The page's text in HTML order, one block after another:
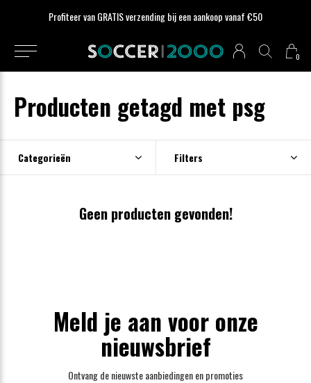
0
Profiteer van GRATIS verzending bij een aankoop vanaf €50
Producten getagd met psg
Categorieën Filters
Geen producten gevonden!
Meld je aan voor onze
nieuwsbrief
Ontvang de nieuwste aanbiedingen en promoties